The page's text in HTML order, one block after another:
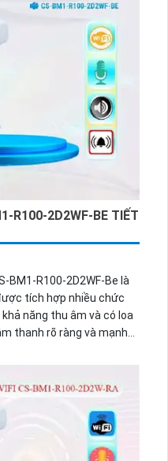
đến sự sắc nét đến
trợ thẻ nhớ và công
Smart IR.
R100-2D2WF-BE TIẾT
BM1-R100-2D2WF-Be là
tích hợp nhiều chức
năng thu âm và có loa
thanh rõ ràng và mạnh
bị cảm biến CMOS
màu sắc trung thực và
hồng ngoại 10m, camera
kiện ánh sáng yếu hoặc
và chi tiết.